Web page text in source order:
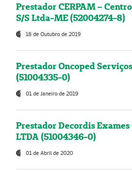
Prestador CERPAM –
S/S Ltda-ME (52004274-8)
18 de Outubro de 2019
Prestador Oncoped
(51004335-0)
01 de Janeiro de 2019
Prestador Decordis
LTDA (51004346-0)
01 de Abril de 2020